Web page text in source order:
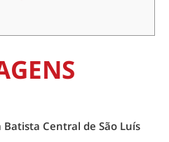
Central de São Luís